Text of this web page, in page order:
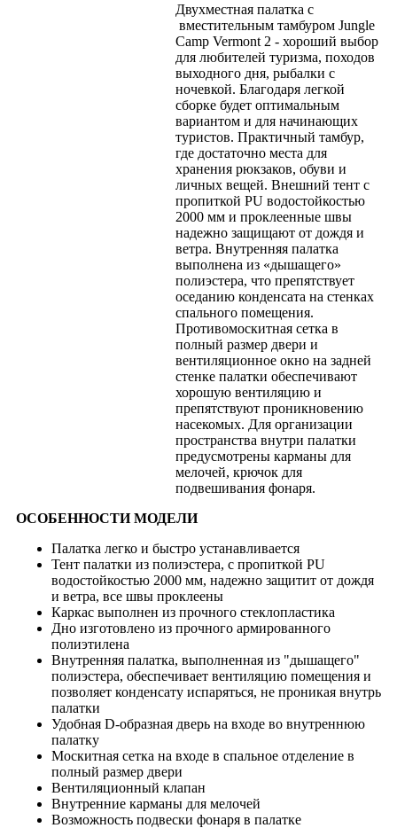
Двухместная палатка с
вместительным тамбуром Jungle
Camp Vermont 2 - хороший выбор
для любителей туризма, походов
выходного дня, рыбалки с
ночевкой. Благодаря легкой
сборке будет оптимальным
вариантом и для начинающих
туристов. Практичный тамбур,
где достаточно места для
хранения рюкзаков, обуви и
личных вещей. Внешний тент с
пропиткой PU водостойкостью
2000 мм и проклеенные швы
надежно защищают от дождя и
ветра. Внутренняя палатка
выполнена из «дышащего»
полиэстера, что препятствует
оседанию конденсата на стенках
спального помещения.
Противомоскитная сетка в
полный размер двери и
вентиляционное окно на задней
стенке палатки обеспечивают
хорошую вентиляцию и
препятствуют проникновению
насекомых. Для организации
пространства внутри палатки
предусмотрены карманы для
мелочей, крючок для
подвешивания фонаря.
ОСОБЕННОСТИ МОДЕЛИ
Палатка легко и быстро устанавливается
Тент палатки из полиэстера, с пропиткой PU
водостойкостью 2000 мм, надежно защитит от дождя
и ветра, все швы проклеены
Каркас выполнен из прочного стеклопластика
Дно изготовлено из прочного армированного
полиэтилена
Внутренняя палатка, выполненная из "дышащего"
полиэстера, обеспечивает вентиляцию помещения и
позволяет конденсату испаряться, не проникая внутрь
палатки
Удобная D-образная дверь на входе во внутреннюю
палатку
Москитная сетка на входе в спальное отделение в
полный размер двери
Вентиляционный клапан
Внутренние карманы для мелочей
Возможность подвески фонаря в палатке